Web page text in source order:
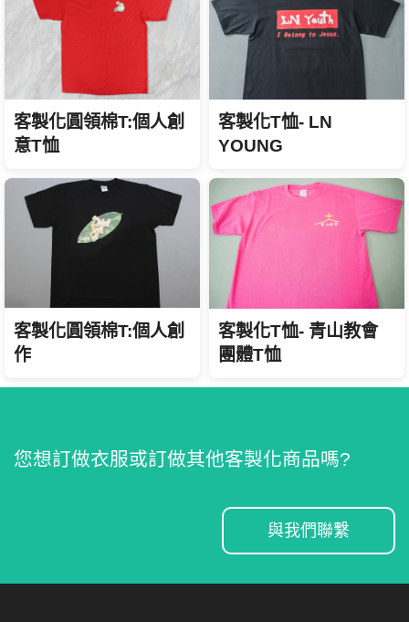
客製化圓領棉T:個人創
意T恤
客製化T恤- LN
YOUNG
客製化圓領棉T:個人創
作
客製化T恤- 青山教會
團體T恤
您想訂做衣服或訂做其他客製化商品嗎?
與我們聯繫